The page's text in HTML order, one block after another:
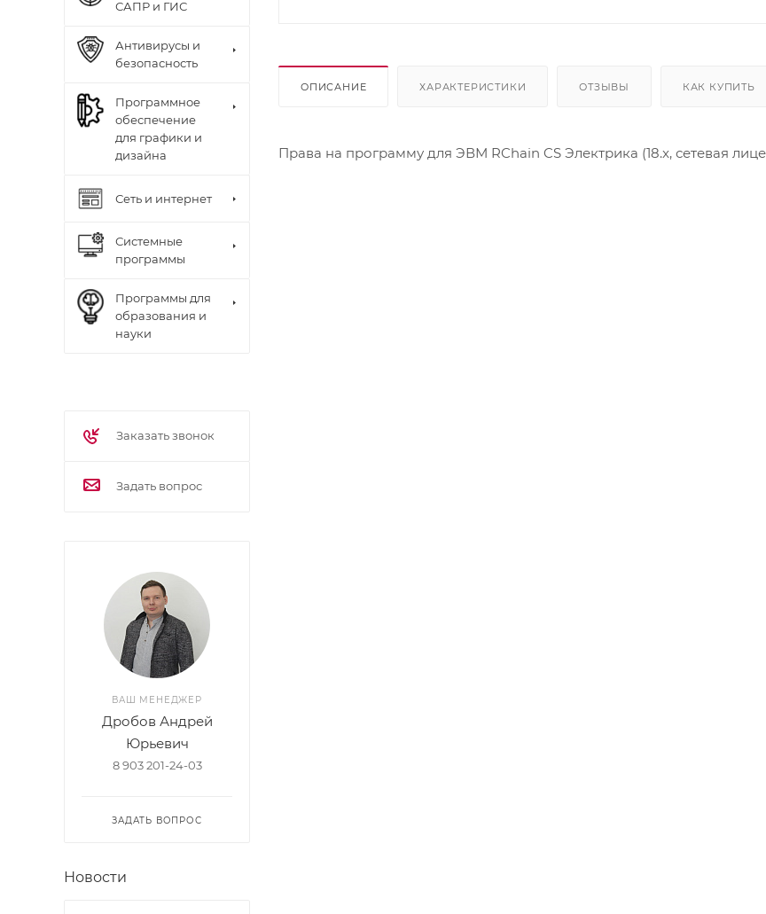
ОПИСАНИЕ ХАРАКТЕРИСТИКИ ОТЗЫВЫ КАК КУПИТЬ
Права на программу для ЭВМ RChain CS Электрика (18.x, сетевая
САПР и ГИС
Антивирусы и
безопасность
Программное
обеспечение
для графики и
дизайна
Сеть и интернет
Системные
программы
Программы для
образования и
науки
Заказать звонок
Задать вопрос
ВАШ МЕНЕДЖЕР
Дробов Андрей
Юрьевич
8 903 201-24-03
ЗАДАТЬ ВОПРОС
Новости